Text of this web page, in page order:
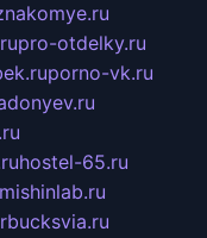
pro-otdelky.ru
porno-vk.ru
hostel-65.ru
mishinlab.ru